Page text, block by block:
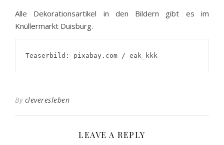
Alle Dekorationsartikel in den Bildern gibt es im
Knüllermarkt Duisburg.
Teaserbild: pixabay.com / eak_kkk
By cleveresleben
LEAVE A REPLY